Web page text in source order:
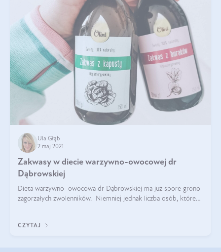
Ula Głąb
2 maj 2021
Zakwasy w diecie warzywno-owocowej dr
Dąbrowskiej
Dieta warzywno–owocowa dr Dąbrowskiej ma już spore grono
zagorzałych zwolenników. Niemniej jednak liczba osób, które
CZYTAJ